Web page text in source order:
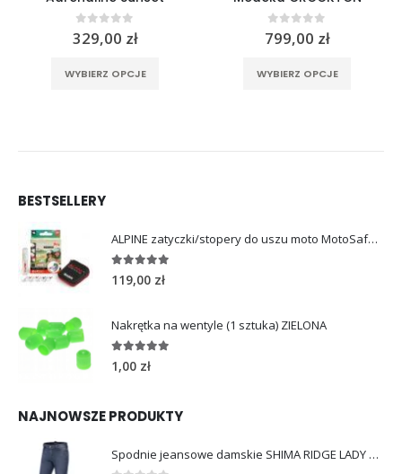
0out of 5
329,00 zł
WYBIERZ OPCJE
0out of 5
799,00 zł
WYBIERZ OPCJE
BESTSELLERY
ALPINE zatyczki/stopery do uszu moto MotoSafe Pro
4.96out of 5
119,00 zł
Nakrętka na wentyle (1 sztuka) ZIELONA
5.00 out of 5
1,00 zł
NAJNOWSZE PRODUKTY
Spodnie jeansowe damskie SHIMA RIDGE LADY blue